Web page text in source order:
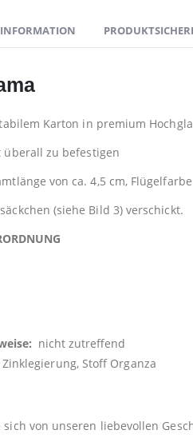
Karton in premium
überall zu befestigen
von ca. 4,5 cm,
(siehe Bild 3) verschickt.
nicht zutreffend
Stoff Organza
sich von unseren liebevollen